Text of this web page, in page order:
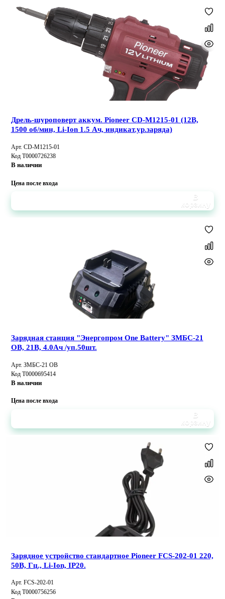
Дрель-шуроповерт аккум. Pioneer CD-M1215-01 (12В,
1500 об/мин, Li-Ion 1.5 Ач, индикат.ур.заряда)
Арт. CD-M1215-01
Код Т0000726238
В наличии
Цена после входа
В
корзину
Зарядная станция "Энергопром One Battery" ЗМБС-21
OB, 21В, 4.0Aч /уп.50шт.
Арт. ЗМБС-21 OB
Код Т0000695414
В наличии
Цена после входа
В
корзину
Зарядное устройство стандартное Pioneer FCS-202-01 220,
50В, Гц., Li-Ion, IP20.
Арт. FCS-202-01
Код Т0000756256